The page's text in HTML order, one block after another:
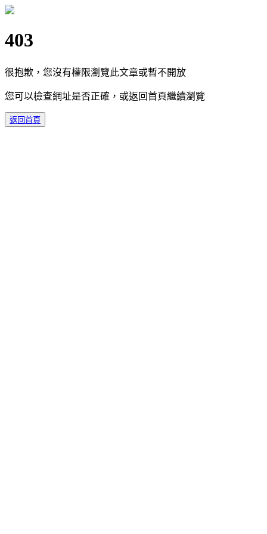
403
很抱歉，您沒有權限瀏覽此文章或暫不開放
您可以檢查網址是否正確，或返回首頁繼續瀏覽
返回首頁